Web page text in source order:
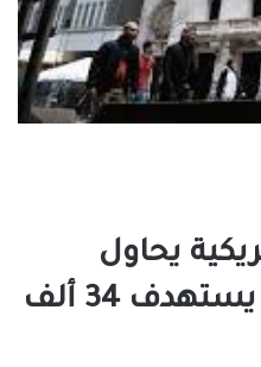
يحاول
التعافي.. وداوجونز يستهدف 34 ألف